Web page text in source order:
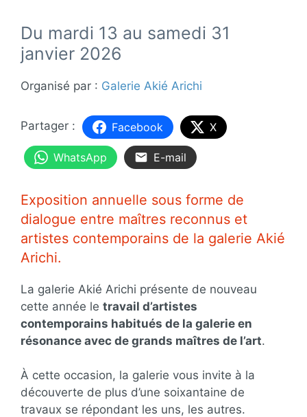
Du mardi 13 au samedi 31
janvier 2026
Organisé par : Galerie Akié Arichi
Facebook X
WhatsApp E-mail
Exposition annuelle sous forme de
dialogue entre maîtres reconnus et
artistes contemporains de la galerie Akié
Arichi.
La galerie Akié Arichi présente de nouveau
cette année le travail d’artistes
contemporains habitués de la galerie en
résonance avec de grands maîtres de l’art.
À cette occasion, la galerie vous invite à la
découverte de plus d’une soixantaine de
travaux se répondant les uns, les autres.